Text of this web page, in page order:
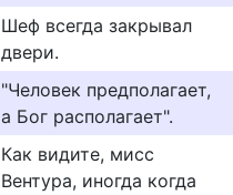
Шеф всегда закрывал
двери.
"Человек предполагает,
а Бог располагает".
Как видите, мисс
Вентура, иногда когда